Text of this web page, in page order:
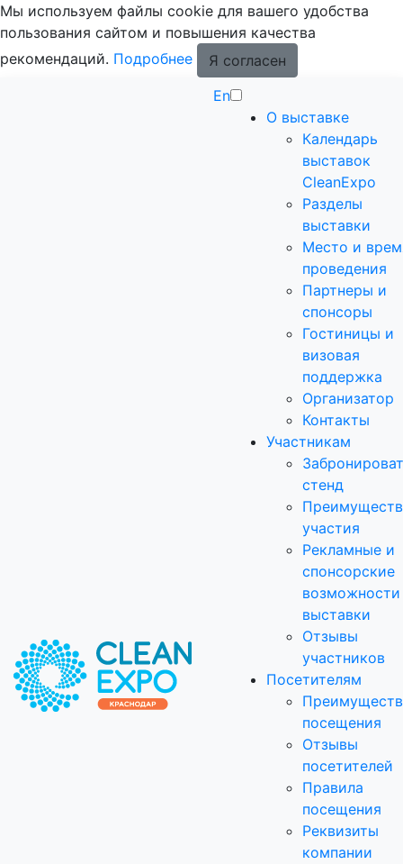
Мы используем файлы cookie для вашего удобства
пользования сайтом и повышения качества
рекомендаций. Подробнее
Я согласен
En
О выставке
Календарь
выставок
CleanExpo
Разделы
выставки
Место и
проведения
Партнеры и
спонсоры
Гостиницы и
визовая
поддержка
Организатор
Контакты
Участникам
стенд
участия
Рекламные и
спонсорские
возможности
выставки
Отзывы
участников
Посетителям
посещения
Отзывы
посетителей
Правила
посещения
Реквизиты
компании